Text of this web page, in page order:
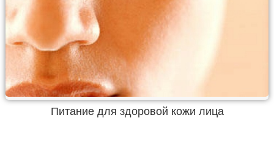
Питание для здоровой кожи лица